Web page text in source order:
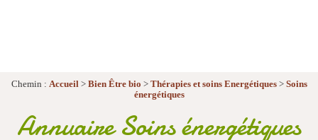
Chemin : Accueil> Bien Être bio > Thérapies et soins Energétiques > Soins
énergétiques
Annuaire Soins énergétiques